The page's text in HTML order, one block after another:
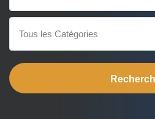
Tous les Catégories